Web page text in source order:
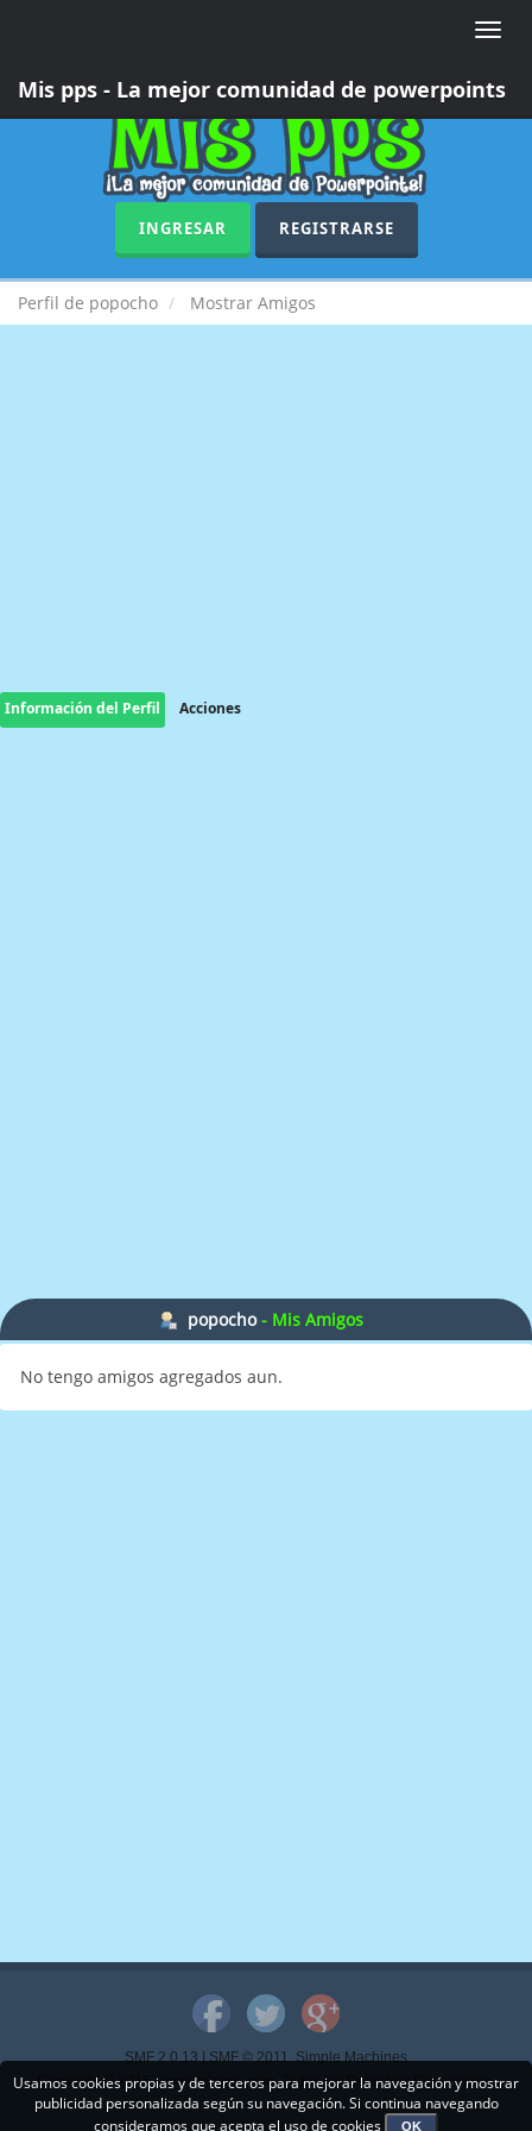
Toggle
Mis pps - La mejor comunidad de powerpoints
INGRESAR REGISTRARSE
Perfil de popocho Mostrar Amigos
Información del Perfil Acciones
popocho- Mis Amigos
No tengo amigos agregados aun.
SMF 2.0.13|SMF © 2011,Simple Machines
Copyright © 2015 - www.mispps.com. Todos los Derechos Reservados.
Usamos cookies propias y de terceros para mejorar la navegación y mostrar
publicidad personalizada según su navegación. Si continua navegando
consideramos que acepta el uso de cookies
OK